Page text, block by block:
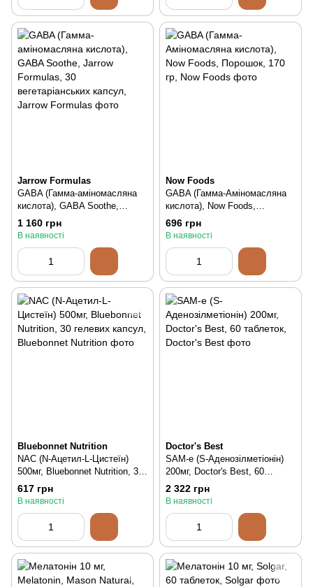
Jarrow Formulas
GABA (Гамма-аміномасляна
кислота), GABA Soothe,
Jarrow Formulas, 30
вегетаріанських капсул, 30 шт
1 160 грн
В наявності
Now Foods
GABA (Гамма-Аміномасляна
кислота), Now Foods,
Порошок, 170 гр, 170 гр
696 грн
В наявності
Bluebonnet Nutrition
NAC (N-Ацетил-L-Цистеїн)
500мг, Bluebonnet Nutrition, 30
гелевих капсул, 30 шт
617 грн
В наявності
Doctor's Best
SAM-e (S-Аденозілметіонін)
200мг, Doctor's Best, 60
таблеток, 60 шт
2 322 грн
В наявності